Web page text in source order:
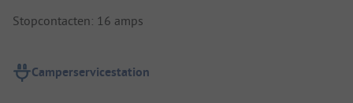
Stopcontacten: 16 amps
Camperservicestation